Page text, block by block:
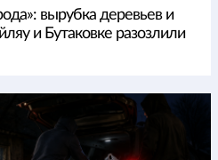
вырубка деревьев и
и Бутаковке разозлили